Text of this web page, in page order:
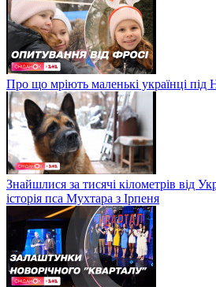
Про що мріють маленькі українці під
Знайшлися за тисячі кілометрів від
історія пса Мухтара з Ірпеня